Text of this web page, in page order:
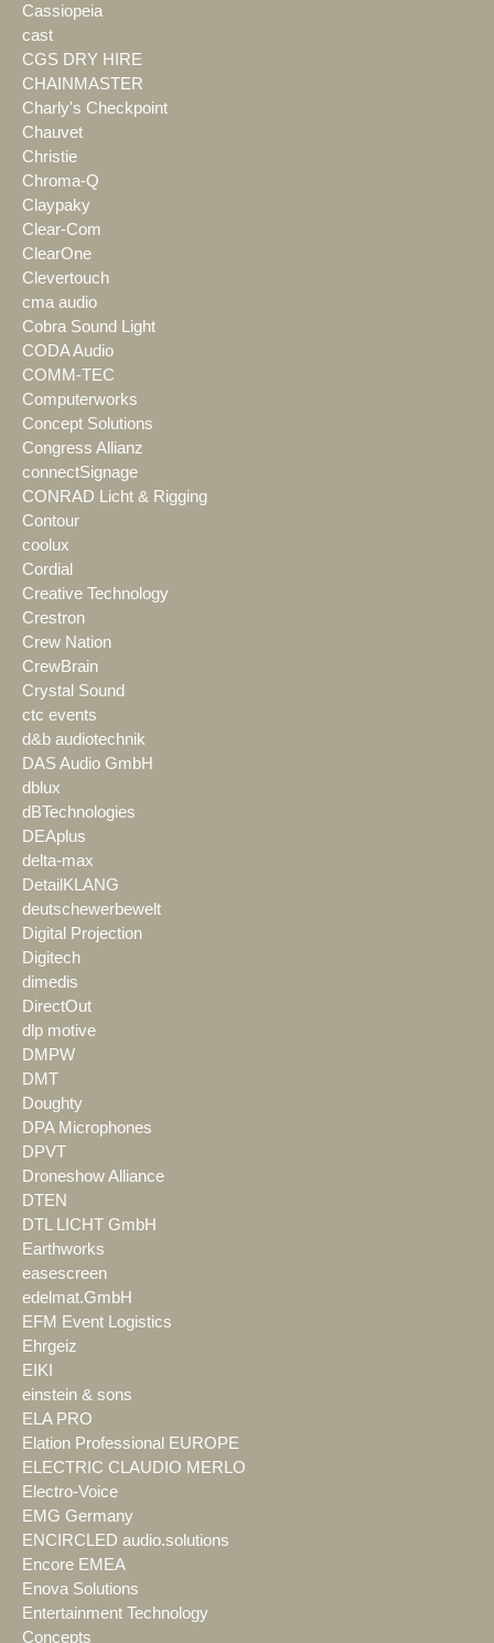
Cassiopeia
cast
CGS DRY HIRE
CHAINMASTER
Charly's Checkpoint
Chauvet
Christie
Chroma-Q
Claypaky
Clear-Com
ClearOne
Clevertouch
cma audio
Cobra Sound Light
CODA Audio
COMM-TEC
Computerworks
Concept Solutions
Congress Allianz
connectSignage
CONRAD Licht & Rigging
Contour
coolux
Cordial
Creative Technology
Crestron
Crew Nation
CrewBrain
Crystal Sound
ctc events
d&b audiotechnik
DAS Audio GmbH
dblux
dBTechnologies
DEAplus
delta-max
DetailKLANG
deutschewerbewelt
Digital Projection
Digitech
dimedis
DirectOut
dlp motive
DMPW
DMT
Doughty
DPA Microphones
DPVT
Droneshow Alliance
DTEN
DTL LICHT GmbH
Earthworks
easescreen
edelmat.GmbH
EFM Event Logistics
Ehrgeiz
EIKI
einstein & sons
ELA PRO
Elation Professional EUROPE
ELECTRIC CLAUDIO MERLO
Electro-Voice
EMG Germany
ENCIRCLED audio.solutions
Encore EMEA
Enova Solutions
Entertainment Technology
Concepts